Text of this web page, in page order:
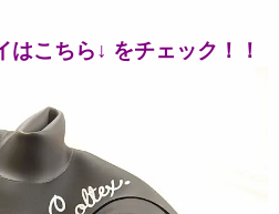
こちら↓ をチェック！！